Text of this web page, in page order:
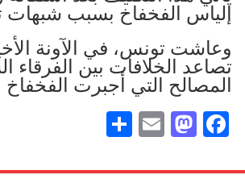
إلياس الفخفاخ بسبب
وعاشت تونس، في الآونة
تصاعد الخلافات بين
المصالح التي أجبرت الفخفاخ
Fa
bo
M
to
E
ail
re